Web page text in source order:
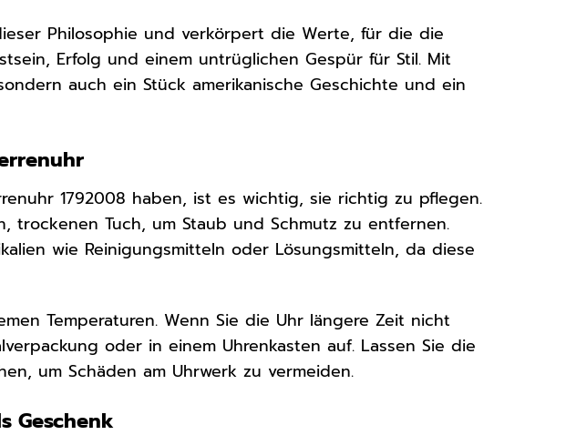
Philosophie und verkörpert die Werte, für die die
Erfolg und einem untrüglichen Gespür für Stil. Mit
auch ein Stück amerikanische Geschichte und ein
1792008 haben, ist es wichtig, sie richtig zu pflegen.
trockenen Tuch, um Staub und Schmutz zu entfernen.
wie Reinigungsmitteln oder Lösungsmitteln, da diese
Temperaturen. Wenn Sie die Uhr längere Zeit nicht
oder in einem Uhrenkasten auf. Lassen Sie die
um Schäden am Uhrwerk zu vermeiden.
Geschenk